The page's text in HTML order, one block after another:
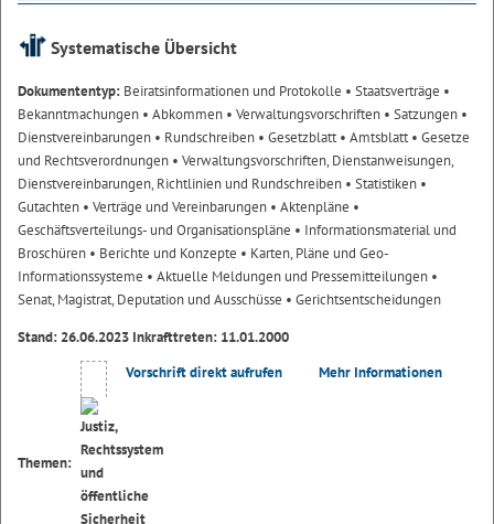
Systematische Übersicht
Dokumententyp: Beiratsinformationen und Protokolle • Staatsverträge •
Bekanntmachungen • Abkommen • Verwaltungsvorschriften • Satzungen •
Dienstvereinbarungen • Rundschreiben • Gesetzblatt• Amtsblatt• Gesetze
und Rechtsverordnungen • Verwaltungsvorschriften, Dienstanweisungen,
Dienstvereinbarungen, Richtlinien und Rundschreiben • Statistiken •
Gutachten • Verträge und Vereinbarungen • Aktenpläne •
Geschäftsverteilungs- und Organisationspläne • Informationsmaterial und
Broschüren • Berichte und Konzepte • Karten, Pläne und Geo-
Informationssysteme • Aktuelle Meldungen und Pressemitteilungen •
Senat, Magistrat, Deputation und Ausschüsse • Gerichtsentscheidungen
Stand: 26.06.2023 Inkrafttreten: 11.01.2000
Themen:
Vorschrift direkt aufrufen Mehr Informationen